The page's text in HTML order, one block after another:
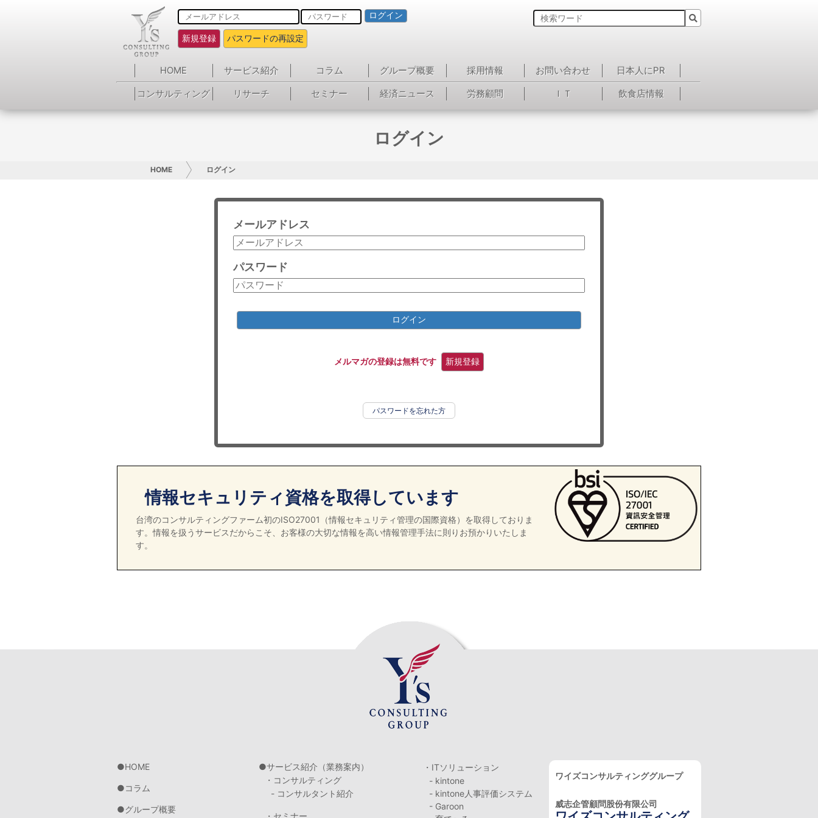
ログイン
新規登録 パスワードの再設定
HOME サービス紹介 コラム グループ概要 採用情報 お問い合わせ
日本人にPR
コンサルティング
リサーチ セミナー 経済ニュース 労務顧問 ＩＴ 飲食店情報
ログイン
HOME ログイン
メールアドレス
パスワード
ログイン
メルマガの登録は無料です 新規登録
パスワードを忘れた方
情報セキュリティ資格を取得しています
台湾のコンサルティングファーム初のISO27001（情報セキュリティ管理の国際資格）を取得しておりま
す。情報を扱うサービスだからこそ、お客様の大切な情報を高い情報管理手法に則りお預かりいたしま
す。
HOME
コラム
グループ概要
サービス紹介（業務案内）
・コンサルティング
- コンサルタント紹介
・セミナー
・ITソリューション
- kintone
- kintone人事評価システム
- Garoon
ワイズコンサルティンググループ
威志企管顧問股份有限公司